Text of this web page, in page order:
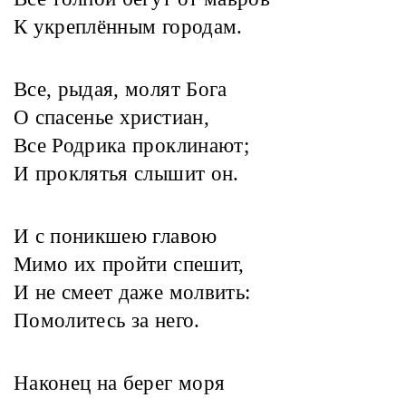
К укреплённым городам.
Все, рыдая, молят Бога
О спасенье христиан,
Все Родрика проклинают;
И проклятья слышит он.
И с поникшею главою
Мимо их пройти спешит,
И не смеет даже молвить:
Помолитесь за него.
Наконец на берег моря